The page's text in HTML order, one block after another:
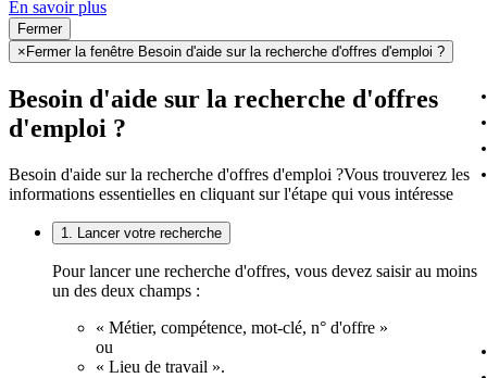
En savoir plus
Fermer
× Fermer la fenêtre Besoin d'aide sur la recherche d'offres d'emploi ?
Besoin d'aide sur la recherche d'offres
d'emploi ?
Besoin d'aide sur la recherche d'offres d'emploi ?Vous trouverez les
informations essentielles en cliquant sur l'étape qui vous intéresse
1. Lancer votre recherche
Pour lancer une recherche d'offres, vous devez saisir au moins
un des deux champs :
« Métier, compétence, mot-clé, n° d'offre »
ou
« Lieu de travail ».